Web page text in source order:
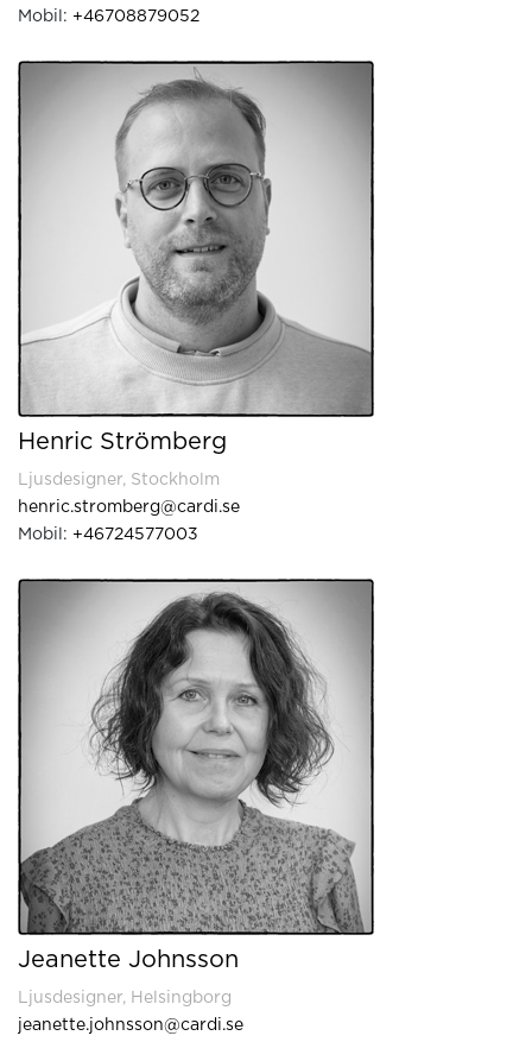
Mobil: +46708879052
Henric Strömberg
Ljusdesigner, Stockholm
henric.stromberg@cardi.se
Mobil: +46724577003
Jeanette Johnsson
Ljusdesigner, Helsingborg
jeanette.johnsson@cardi.se